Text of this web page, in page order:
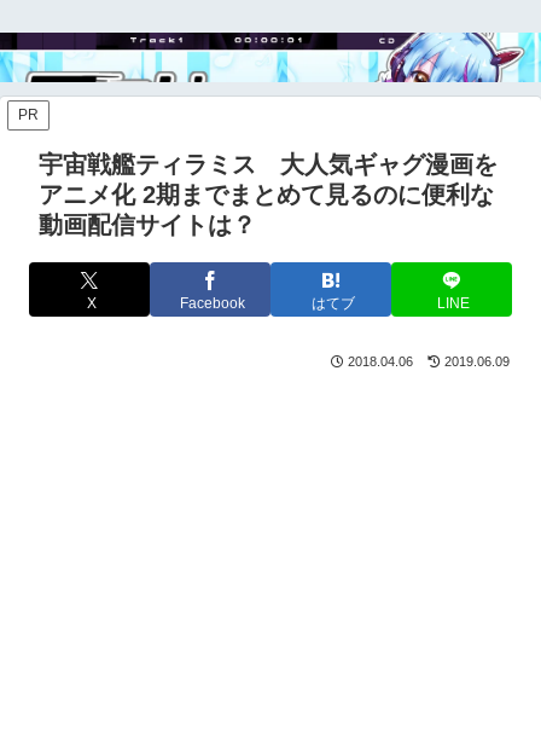
PR
宇宙戦艦ティラミス 大人気ギャグ漫画を
アニメ化 2期までまとめて見るのに便利な
動画配信サイトは？
X Facebook はてブ LINE
2018.04.06 2019.06.09